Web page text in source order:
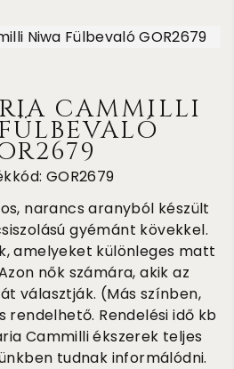
CAMMILLI
GOR2679
narancs aranyból készült
gyémánt kövekkel.
amelyeket különleges matt
nők számára, akik az
választják. (Más színben,
Rendelési idő kb
Cammilli ékszerek teljes
tudnak informálódni.